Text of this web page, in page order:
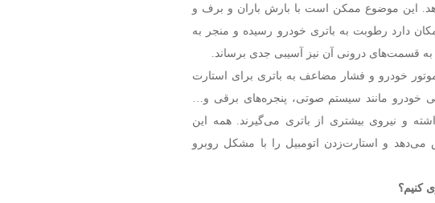
این موضوع ممکن است با بارش باران و برف و
دارد رطوبت به باتری خودرو رسیده و منجر به
قسمت‌های درونی آن نیز آسیبی جدی برساند.
خودرو و فشار مضاعف به باتری برای استارت
خودرو مانند سیستم صوتی، پنجره‌های برقی و…
و نیروی بیشتری از باتری می‌گیرند. همه این
و استارت‌زدن اتومبیل را با مشکل روبرو
کنیم؟